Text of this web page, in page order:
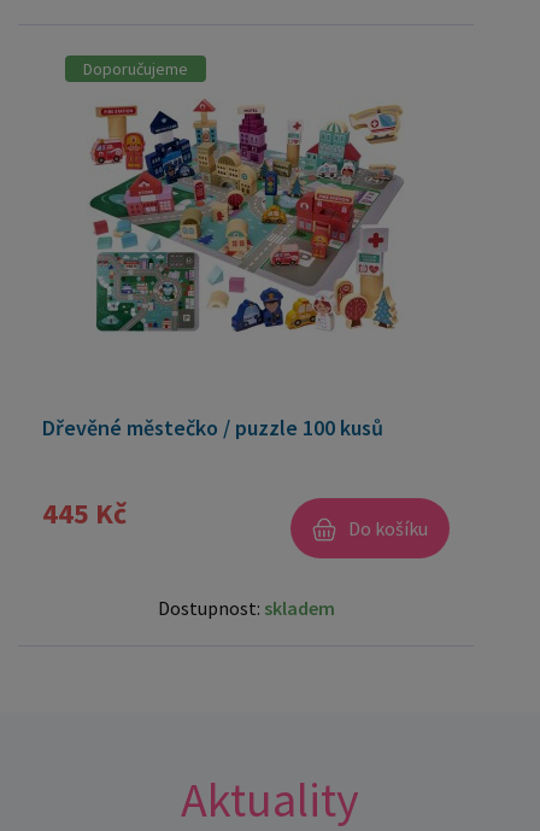
Doporučujeme
Dřevěné městečko / puzzle 100 kusů
445 Kč Do košíku
Dostupnost: skladem
Aktuality